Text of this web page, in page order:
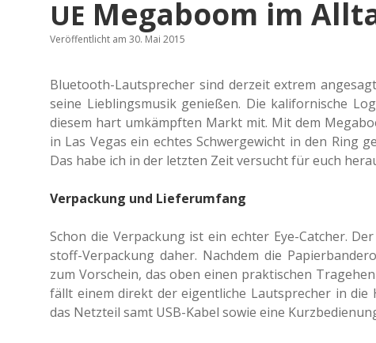
UE Megaboom im
Veröffentlicht am 30. Mai 2015
Blue­tooth-Laut­spre­cher sind der­zeit extrem
seine Lieb­lings­mu­sik genie­ßen. Die kali­for­ni­sche
diesem hart umkämpf­ten Markt mit. Mit dem
in Las Vegas ein echtes Schwer­ge­wicht in den Ring
Das habe ich in der letz­ten Zeit ver­sucht für euch
Verpackung und Lieferumfang
Schon die Ver­pa­ckung ist ein echter Eye-Cat­cher.
stoff-Ver­pa­ckung daher. Nach­dem die
zum Vor­schein, das oben einen prak­ti­schen
fällt einem direkt der eigent­li­che Laut­spre­cher in
das Netz­teil samt USB-Kabel sowie eine